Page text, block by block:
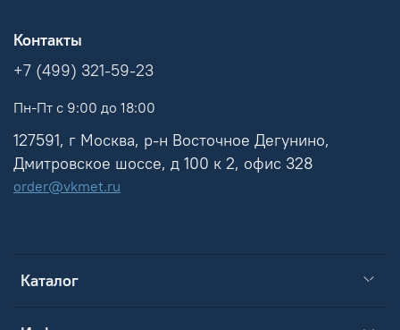
Каталог
Контакты
+7 (499) 321-59-23
Пн-Пт с 9:00 до 18:00
127591, г Москва, р-н Восточное Дегунино,
Дмитровское шоссе, д 100 к 2, офис 328
order@vkmet.ru